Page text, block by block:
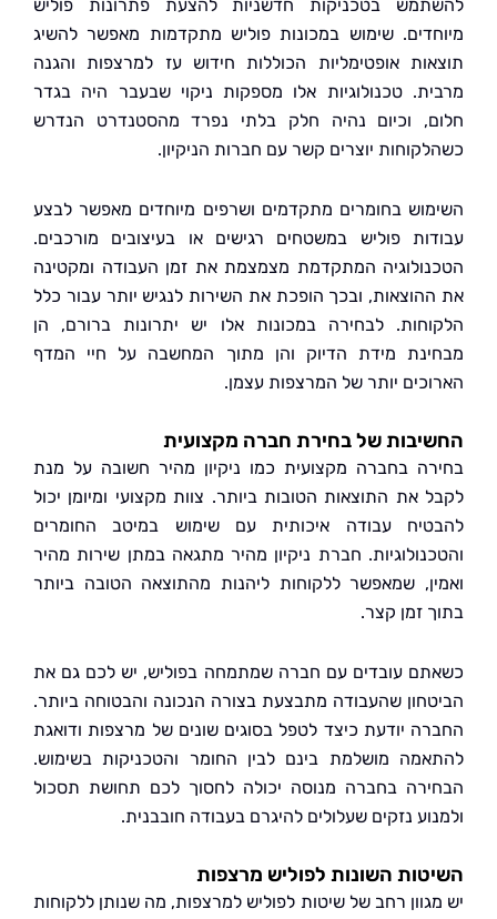
בטכניקות חדשניות להצעת פתרונות פוליש
שימוש במכונות פוליש מתקדמות מאפשר להשיג
אופטימליות הכוללות חידוש עז למרצפות והגנה
טכנולוגיות אלו מספקות ניקוי שבעבר היה בגדר
וכיום נהיה חלק בלתי נפרד מהסטנדרט הנדרש
יוצרים קשר עם חברות הניקיון.
בחומרים מתקדמים ושרפים מיוחדים מאפשר לבצע
פוליש במשטחים רגישים או בעיצובים מורכבים.
המתקדמת מצמצמת את זמן העבודה ומקטינה
ובכך הופכת את השירות לנגיש יותר עבור כלל
לבחירה במכונות אלו יש יתרונות ברורם, הן
מידת הדיוק והן מתוך המחשבה על חיי המדף
יותר של המרצפות עצמן.
של בחירת חברה מקצועית
בחברה מקצועית כמו ניקיון מהיר חשובה על מנת
את התוצאות הטובות ביותר. צוות מקצועי ומיומן יכול
עבודה איכותית עם שימוש במיטב החומרים
חברת ניקיון מהיר מתגאה במתן שירות מהיר
שמאפשר ללקוחות ליהנות מהתוצאה הטובה ביותר
זמן קצר.
עובדים עם חברה שמתמחה בפוליש, יש לכם גם את
שהעבודה מתבצעת בצורה הנכונה והבטוחה ביותר.
יודעת כיצד לטפל בסוגים שונים של מרצפות ודואגת
מושלמת בינם לבין החומר והטכניקות בשימוש.
בחברה מנוסה יכולה לחסוך לכם תחושת תסכול
נזקים שעלולים להיגרם בעבודה חובבנית.
השונות לפוליש מרצפות
רחב של שיטות לפוליש למרצפות, מה שנותן ללקוחות